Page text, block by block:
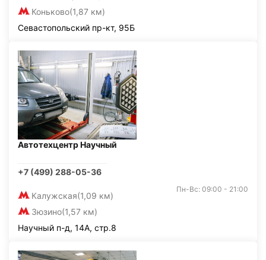
Коньково(1,87 км)
Севастопольский пр-кт, 95Б
Автотехцентр Научный
+7 (499) 288-05-36
Калужская(1,09 км)
Зюзино(1,57 км)
Пн-Вс: 09:00 - 21:00
Научный п-д, 14А, стр.8